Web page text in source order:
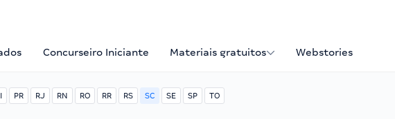
Concurseiro Iniciante Materiais gratuitos Webstories
PR RJ RN RO RR RS SC SE SP TO